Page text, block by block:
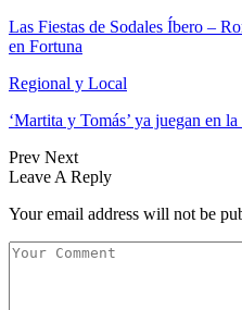
Las Fiestas de Sodales Íbero –
en Fortuna
Regional y Local
‘Martita y Tomás’ ya juegan en
Prev Next
Leave A Reply
Your email address will not be